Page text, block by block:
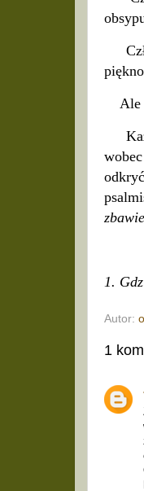
Ale
1.
Autor:
1